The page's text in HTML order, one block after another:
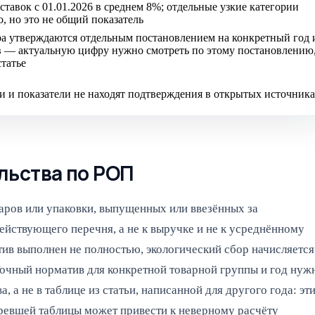
с 01.01.2026 в среднем 8%; отдельные узкие категории
но это не общий показатель
утверждаются отдельным постановлением на конкретный год
— актуальную цифру нужно смотреть по этому постановлению,
и показатели не находят подтверждения в открытых
по РОП
или упаковки, выпущенных или ввезённых за
перечня, а не к выручке и не к усреднённому
выполнен не полностью, экологический сбор начисляется
норматив для конкретной товарной группы и год
не в таблице из статьи, написанной для другого года: эти
таблицы может привести к неверному расчёту